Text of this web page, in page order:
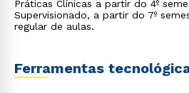
Práticas Clínicas a partir do 4º
Supervisionado, a partir do 7º
regular de aulas.
Ferramentas
ou